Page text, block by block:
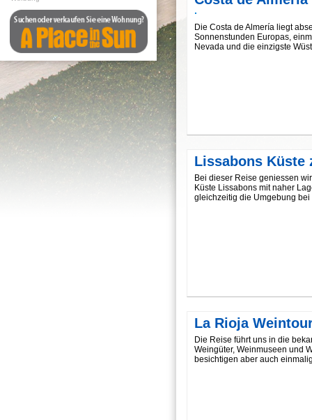
·
Die Costa de Almería liegt
Sonnenstunden Europas,
Nevada und die einzigste
Lissabons Küste
Bei dieser Reise geniessen
Küste Lissabons mit naher
gleichzeitig die Umgebung bei
La Rioja
Die Reise führt uns in die
Weingüter, Weinmuseen und
besichtigen aber auch